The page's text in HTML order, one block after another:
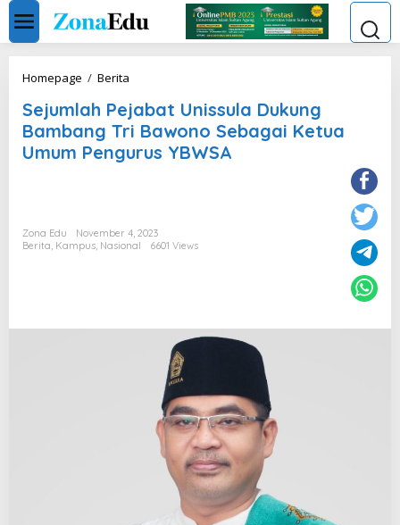
Skip
content
Homepage / Berita
Unissula
Dukung
Bambang
Tri
Pengurus
YBWSA
Sejumlah Pejabat Unissula Dukung
Bambang Tri Bawono Sebagai Ketua
Umum Pengurus YBWSA
Zona Edu
November 4, 2023
Berita, Kampus, Nasional 6601 Views